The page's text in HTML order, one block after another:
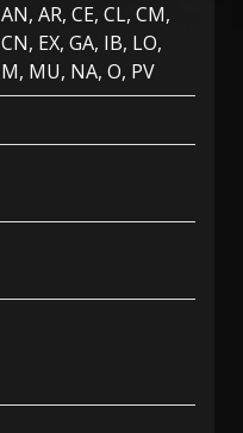
AN, AR, CE, CL, CM,
CN, EX, GA, IB, LO,
M, MU, NA, O, PV